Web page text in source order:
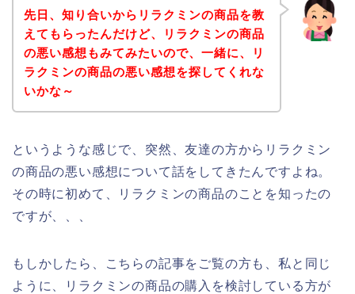
先日、知り合いからリラクミンの商品を教
えてもらったんだけど、リラクミンの商品
の悪い感想もみてみたいので、一緒に、リ
ラクミンの商品の悪い感想を探してくれな
いかな～
というような感じで、突然、友達の方からリラクミン
の商品の悪い感想について話をしてきたんですよね。
その時に初めて、リラクミンの商品のことを知ったの
ですが、、、
もしかしたら、こちらの記事をご覧の方も、私と同じ
ように、リラクミンの商品の購入を検討している方が